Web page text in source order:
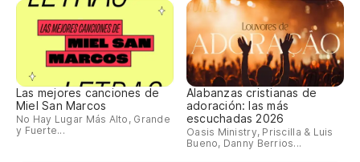
Las mejores canciones de
Miel San Marcos
No Hay Lugar Más Alto, Grande
y Fuerte...
Alabanzas cristianas de
adoración: las más
escuchadas 2026
Oasis Ministry, Priscilla & Luis
Bueno, Danny Berrios...